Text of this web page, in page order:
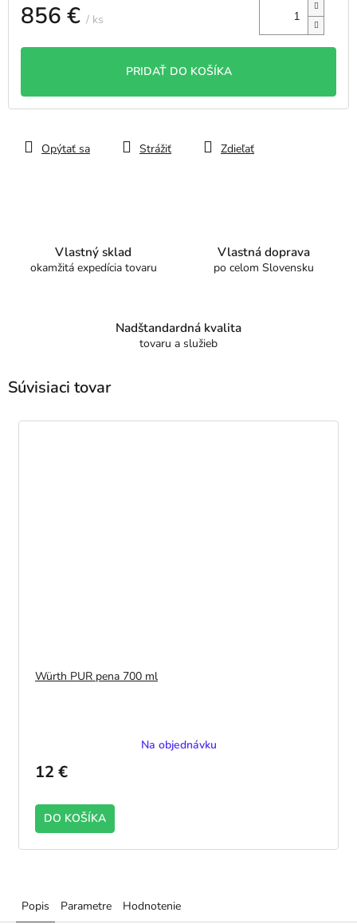
856 € / ks
PRIDAŤ DO KOŠÍKA
Opýtať sa Strážiť Zdieľať
Vlastný sklad
okamžitá expedícia tovaru
Vlastná doprava
po celom Slovensku
Nadštandardná kvalita
tovaru a služieb
Súvisiaci tovar
Würth PUR pena 700 ml
Na objednávku
12 €
DO KOŠÍKA
Popis Parametre Hodnotenie